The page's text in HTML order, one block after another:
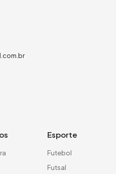
Esporte
Futebol
Futsal